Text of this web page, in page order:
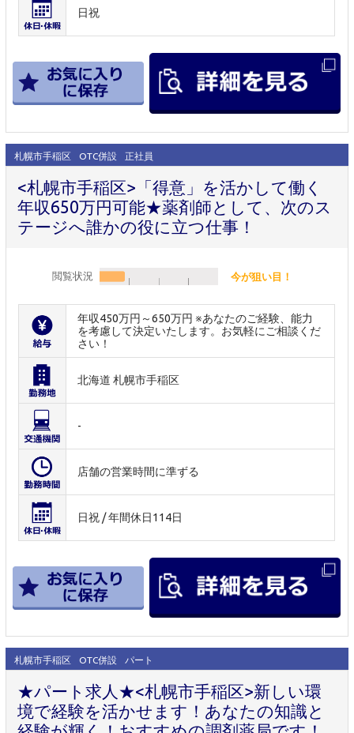
日祝
札幌市手稲区 OTC併設 正社員
<札幌市手稲区>「得意」を活かして働く
年収650万円可能★薬剤師として、次のス
テージへ誰かの役に立つ仕事！
閲覧状況 今が狙い目！
年収450万円～650万円 ※あなたのご経験、能力
を考慮して決定いたします。お気軽にご相談くだ
さい！
北海道 札幌市手稲区
-
店舗の営業時間に準ずる
日祝 / 年間休日114日
札幌市手稲区 OTC併設 パート
★パート求人★<札幌市手稲区>新しい環
境で経験を活かせます！あなたの知識と